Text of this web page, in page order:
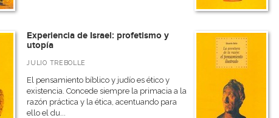
Experiencia de Israel: profetismo y
utopía
JULIO TREBOLLE
El pensamiento bíblico y judío es ético y
existencia. Concede siempre la primacia a la
razón práctica y la ética, acentuando para
ello el du...